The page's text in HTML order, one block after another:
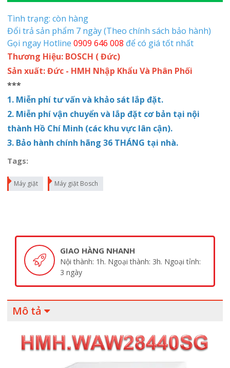
Tình trạng: còn hàng
Đổi trả sản phẩm 7 ngày (Theo chính sách bảo hành)
Gọi ngay Hotline 0909 646 008 để có giá tốt nhất
Thương Hiệu: BOSCH ( Đức)
Sản xuất: Đức - HMH Nhập Khẩu Và Phân Phối
***
1. Miễn phí tư vấn và khảo sát lắp đặt.
2. Miễn phí vận chuyển và lắp đặt cơ bản tại nội
thành Hồ Chí Minh (các khu vực lân cận).
3. Bảo hành chính hãng 36 THÁNG tại nhà.
Tags:
Máy giặt Máy giặt Bosch
GIAO HÀNG NHANH
Nội thành: 1h. Ngoại thành: 3h. Ngoại tỉnh:
3 ngày
Mô tả